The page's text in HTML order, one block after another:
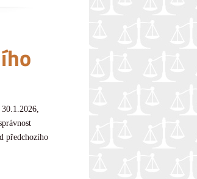
předchozího